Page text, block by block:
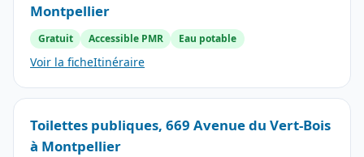
Montpellier
Gratuit Accessible PMR Eau potable
Voir la ficheItinéraire
Toilettes publiques, 669 Avenue du Vert-Bois
à Montpellier